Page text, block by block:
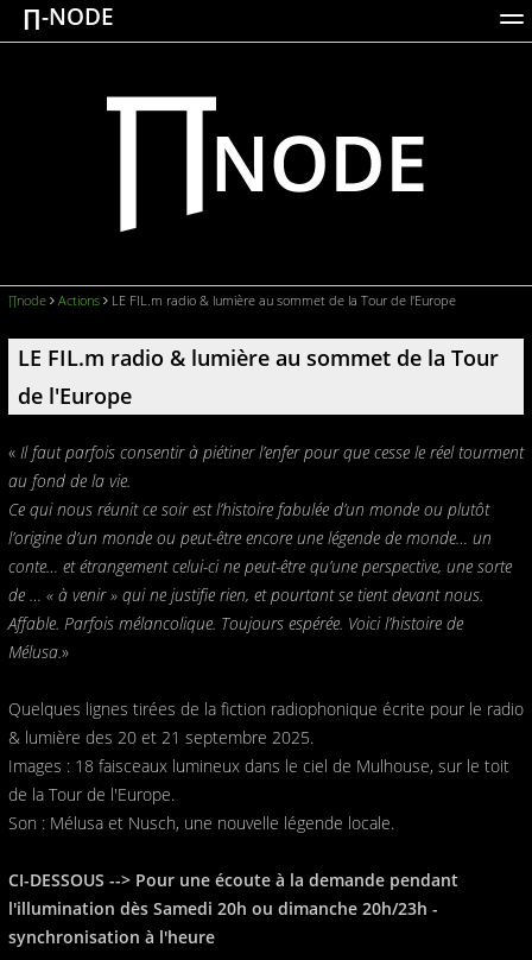
∏-NODE
ACTIONS WORKS DOCUMENTATION
BROADCASTS
∏node Actions LE FIL.m radio & lumière au sommet de la Tour de l'Europe
LE FIL.m radio & lumière au sommet de la Tour
de l'Europe
« Il faut parfois consentir à piétiner l’enfer pour que cesse le réel tourment
au fond de la vie.
Ce qui nous réunit ce soir est l’histoire fabulée d’un monde ou plutôt
l’origine d’un monde ou peut-être encore une légende de monde… un
conte… et étrangement celui-ci ne peut-être qu’une perspective, une sorte
de … « à venir » qui ne justifie rien, et pourtant se tient devant nous.
Affable. Parfois mélancolique. Toujours espérée. Voici l’histoire de
Mélusa.»
Quelques lignes tirées de la fiction radiophonique écrite pour le radio
& lumière des 20 et 21 septembre 2025.
Images : 18 faisceaux lumineux dans le ciel de Mulhouse, sur le toit
de la Tour de l'Europe.
Son : Mélusa et Nusch, une nouvelle légende locale.
CI-DESSOUS --> Pour une écoute à la demande pendant
l'illumination dès Samedi 20h ou dimanche 20h/23h -
synchronisation à l'heure